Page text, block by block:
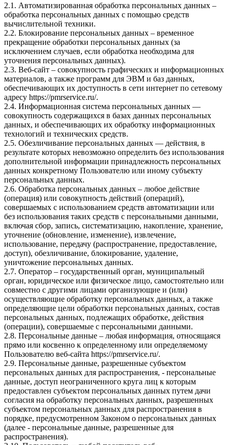
2.1. Автоматизированная обработка персональных данных –
обработка персональных данных с помощью средств
вычислительной техники.
2.2. Блокирование персональных данных – временное
прекращение обработки персональных данных (за
исключением случаев, если обработка необходима для
уточнения персональных данных).
2.3. Веб-сайт – совокупность графических и информационных
материалов, а также программ для ЭВМ и баз данных,
обеспечивающих их доступность в сети интернет по сетевому
адресу https://pmrservice.ru/.
2.4. Информационная система персональных данных —
совокупность содержащихся в базах данных персональных
данных, и обеспечивающих их обработку информационных
технологий и технических средств.
2.5. Обезличивание персональных данных — действия, в
результате которых невозможно определить без использования
дополнительной информации принадлежность персональных
данных конкретному Пользователю или иному субъекту
персональных данных.
2.6. Обработка персональных данных – любое действие
(операция) или совокупность действий (операций),
совершаемых с использованием средств автоматизации или
без использования таких средств с персональными данными,
включая сбор, запись, систематизацию, накопление, хранение,
уточнение (обновление, изменение), извлечение,
использование, передачу (распространение, предоставление,
доступ), обезличивание, блокирование, удаление,
уничтожение персональных данных.
2.7. Оператор – государственный орган, муниципальный
орган, юридическое или физическое лицо, самостоятельно или
совместно с другими лицами организующие и (или)
осуществляющие обработку персональных данных, а также
определяющие цели обработки персональных данных, состав
персональных данных, подлежащих обработке, действия
(операции), совершаемые с персональными данными.
2.8. Персональные данные – любая информация, относящаяся
прямо или косвенно к определенному или определяемому
Пользователю веб-сайта https://pmrservice.ru/.
2.9. Персональные данные, разрешенные субъектом
персональных данных для распространения, - персональные
данные, доступ неограниченного круга лиц к которым
предоставлен субъектом персональных данных путем дачи
согласия на обработку персональных данных, разрешенных
субъектом персональных данных для распространения в
порядке, предусмотренном Законом о персональных данных
(далее - персональные данные, разрешенные для
распространения).